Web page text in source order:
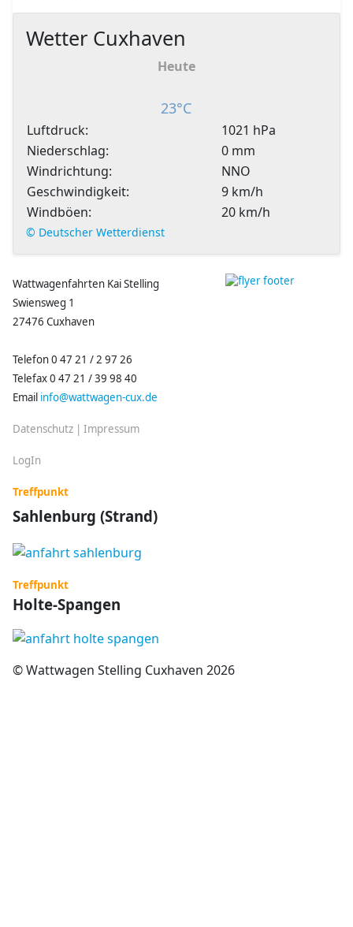
Wetter Cuxhaven
Heute
23°C
Luftdruck:
1021 hPa
Niederschlag:
0 mm
Windrichtung:
NNO
Geschwindigkeit:
9 km/h
Windböen:
20 km/h
© Deutscher Wetterdienst
Wattwagenfahrten Kai Stelling
Swiensweg 1
27476 Cuxhaven
Telefon 0 47 21 / 2 97 26
Telefax 0 47 21 / 39 98 40
Email info@wattwagen-cux.de
Datenschutz |Impressum
LogIn
Treffpunkt
Sahlenburg (Strand)
Treffpunkt
Holte-Spangen
© Wattwagen Stelling Cuxhaven 2026